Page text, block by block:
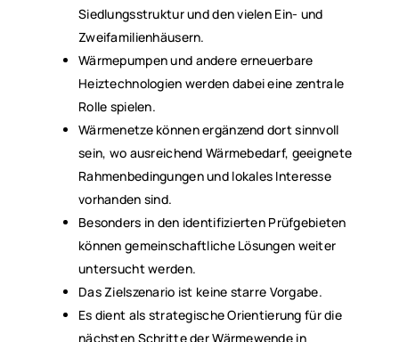
Siedlungsstruktur und den vielen Ein- und
Zweifamilienhäusern.
Wärmepumpen und andere erneuerbare
Heiztechnologien werden dabei eine zentrale
Rolle spielen.
Wärmenetze können ergänzend dort sinnvoll
sein, wo ausreichend Wärmebedarf, geeignete
Rahmenbedingungen und lokales Interesse
vorhanden sind.
Besonders in den identifizierten Prüfgebieten
können gemeinschaftliche Lösungen weiter
untersucht werden.
Das Zielszenario ist keine starre Vorgabe.
Es dient als strategische Orientierung für die
nächsten Schritte der Wärmewende in